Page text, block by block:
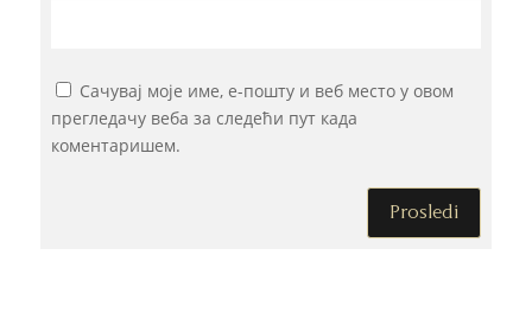
Сачувај моје име, е-пошту и веб место у овом
прегледачу веба за следећи пут када
коментаришем.
Prosledi